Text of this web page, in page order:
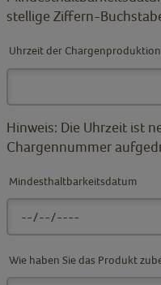
stellige Ziffern-
Uhrzeit der Chargenproduktion
Hinweis: Die Uhrzeit ist
Chargennummer
Mindesthaltbarkeitsdatum
Wie haben Sie das Produkt